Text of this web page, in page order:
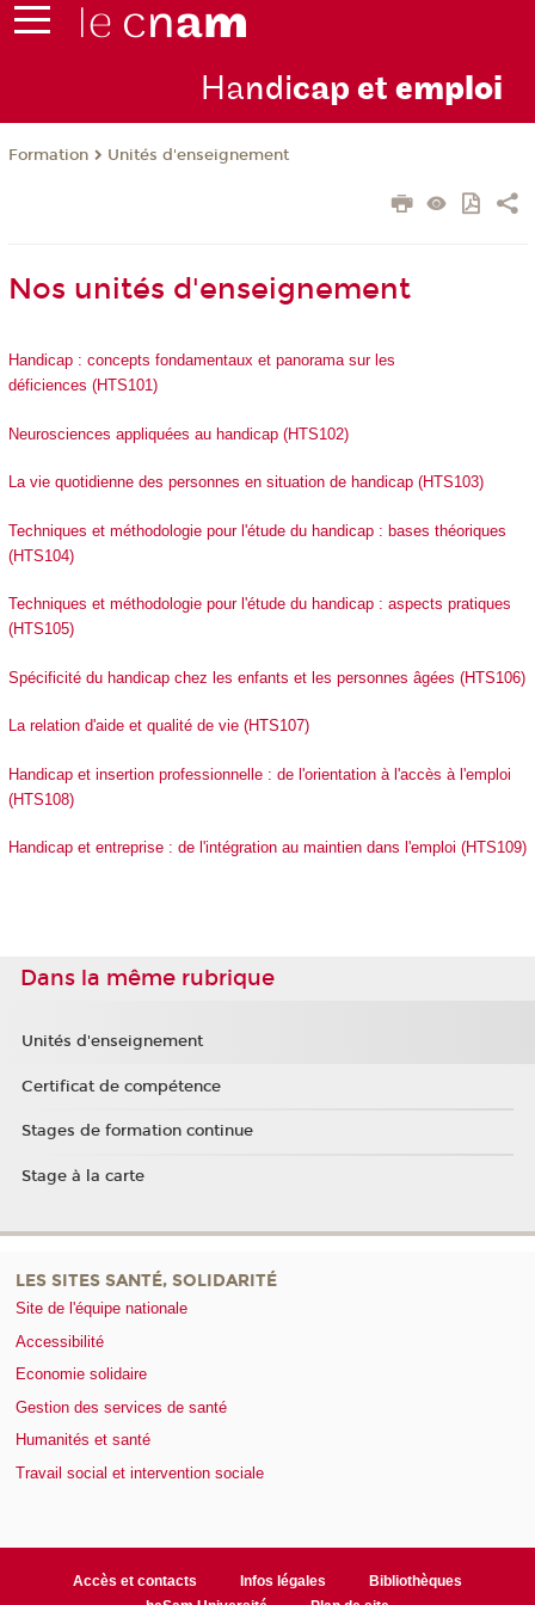
Handicap et emploi
Formation Unités d'enseignement
Nos unités d'enseignement
Handicap : concepts fondamentaux et panorama sur les
déficiences (HTS101)
Neurosciences appliquées au handicap (HTS102)
La vie quotidienne des personnes en situation de handicap (HTS103)
Techniques et méthodologie pour l'étude du handicap : bases théoriques
(HTS104)
Techniques et méthodologie pour l'étude du handicap : aspects pratiques
(HTS105)
Spécificité du handicap chez les enfants et les personnes âgées (HTS106)
La relation d'aide et qualité de vie (HTS107)
Handicap et insertion professionnelle : de l'orientation à l'accès à l'emploi
(HTS108)
Handicap et entreprise : de l'intégration au maintien dans l'emploi (HTS109)
Dans la même rubrique
Unités d'enseignement
Certificat de compétence
Stages de formation continue
Stage à la carte
LES SITES SANTÉ, SOLIDARITÉ
Site de l'équipe nationale
Accessibilité
Economie solidaire
Gestion des services de santé
Humanités et santé
Travail social et intervention sociale
Accès et contacts Infos légales
Bibliothèques